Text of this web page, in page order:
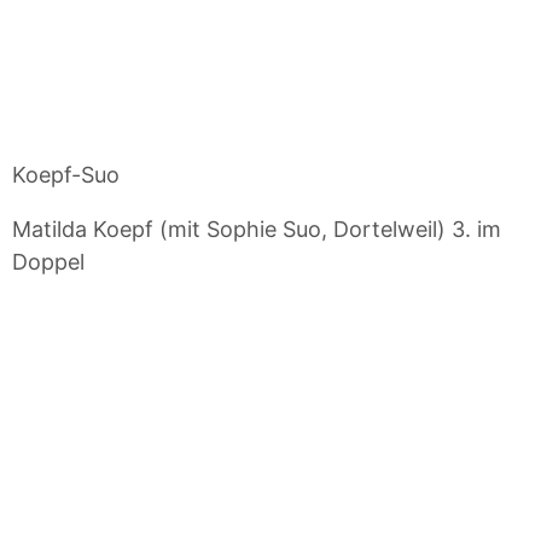
Koepf-Suo
Matilda Koepf (mit Sophie Suo, Dortelweil) 3. im
Doppel